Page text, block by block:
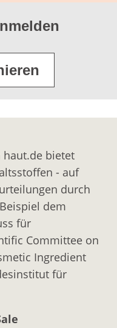
haut.de bietet
- auf
durch
dem
für
Committee on
Ingredient
für